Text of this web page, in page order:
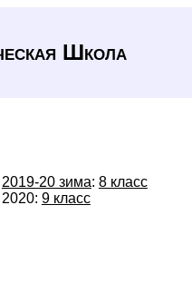
Школа
2019-20 зима: 8 класс
2020: 9 класс